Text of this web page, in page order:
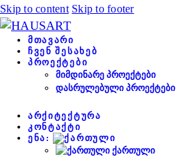
Skip to content Skip to footer
ᲛᲗᲐᲕᲐᲠᲘ
ᲩᲕᲔᲜ ᲨᲔᲡᲐᲮᲔᲑ
ᲞᲠᲝᲔᲥᲢᲔᲑᲘ
ᲛᲘᲛᲓᲘᲜᲐᲠᲔ ᲞᲠᲝᲔᲥᲢᲔᲑᲘ
ᲓᲐᲡᲠᲣᲚᲔᲑᲣᲚᲘ ᲞᲠᲝᲔᲥᲢᲔᲑᲘ
ᲐᲠᲥᲘᲢᲔᲥᲢᲣᲠᲐ
ᲙᲝᲜᲢᲐᲥᲢᲘ
ᲔᲜᲐ:
ᲥᲐᲠᲗᲣᲚᲘ